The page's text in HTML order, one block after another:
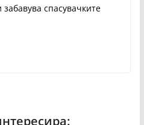
спасувачките